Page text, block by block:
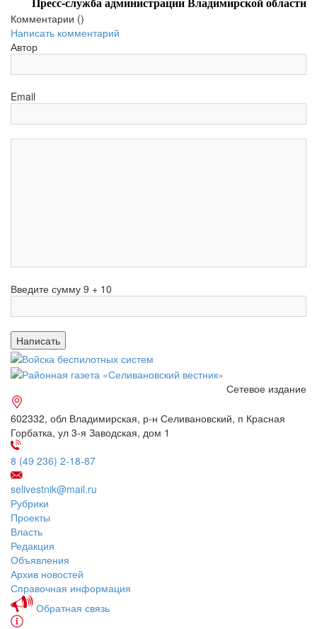
Комментарии ()
Написать комментарий
Автор
Email
Введите сумму 9 + 10
Сетевое издание
602332, обл Владимирская, р-н Селивановский, п Красная
Горбатка, ул 3-я Заводская, дом 1
8 (49 236) 2-18-87
selivestnik@mail.ru
Рубрики
Проекты
Власть
Редакция
Объявления
Архив новостей
Справочная информация
Обратная связь